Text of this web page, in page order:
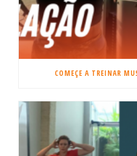
COMEÇE A TREINAR